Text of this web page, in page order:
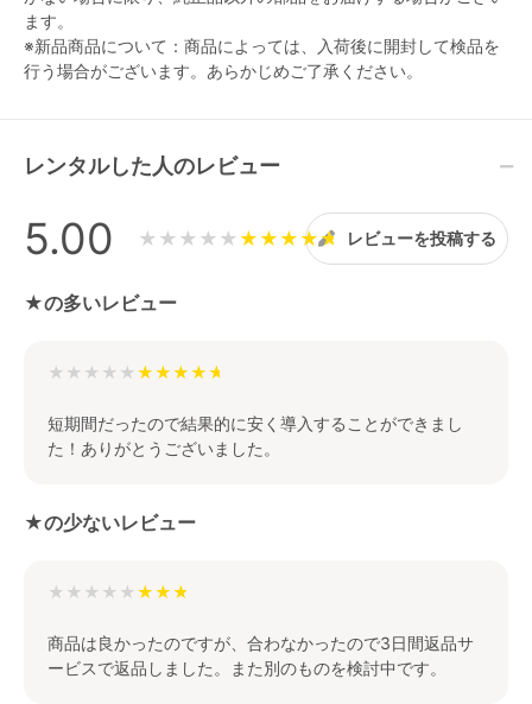
ます。
※新品商品について：商品によっては、入荷後に開封して検品を
行う場合がございます。あらかじめご了承ください。
レンタルした人のレビュー
5.00 ★★★★★ レビューを投稿する
★の多いレビュー
★★★★★
短期間だったので結果的に安く導入することができまし
た！ありがとうございました。
★の少ないレビュー
★★★★★
商品は良かったのですが、合わなかったので3日間返品サ
ービスで返品しました。また別のものを検討中です。